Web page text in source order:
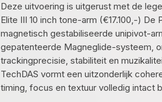
Deze uitvoering is uitgerust met de
Elite III 10 inch tone-arm (€17.100,-) De
magnetisch gestabiliseerde unipivot-
gepatenteerde Magneglide-systeem,
trackingprecisie, stabiliteit en
TechDAS vormt een uitzonderlijk
timing, focus en textuur volledig intact